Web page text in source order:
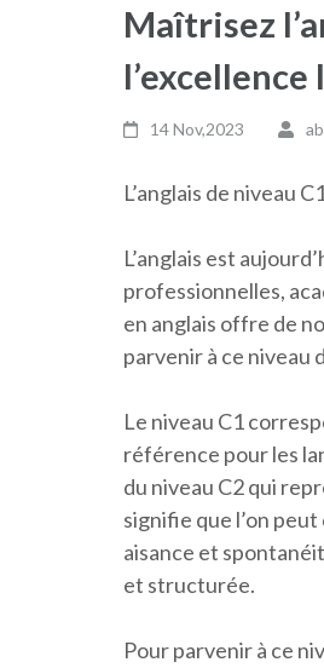
Maîtrisez
14 Nov,2023
L’anglais de niveau
L’anglais est
professionnelles,
en anglais offre de
parvenir à ce niveau
Le niveau C1
référence pour les
du niveau C2 qui
signifie que l’on
aisance et
et structurée.
Pour parvenir à ce